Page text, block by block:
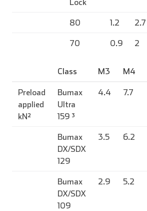
Lock
80 1.2 2.7
70 0.9 2
Class M3 M4
Preload
applied
kN²
Bumax
Ultra
159 ³
4.4 7.7
Bumax
DX/SDX
129
3.5 6.2
Bumax
DX/SDX
109
2.9 5.2